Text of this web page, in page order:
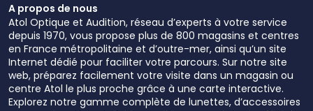
A propos de nous
Atol Optique et Audition, réseau d’experts à votre service
depuis 1970, vous propose plus de 800 magasins et centres
en France métropolitaine et d’outre-mer, ainsi qu’un site
Internet dédié pour faciliter votre parcours. Sur notre site
web, préparez facilement votre visite dans un magasin ou
centre Atol le plus proche grâce à une carte interactive.
Explorez notre gamme complète de lunettes, d’accessoires